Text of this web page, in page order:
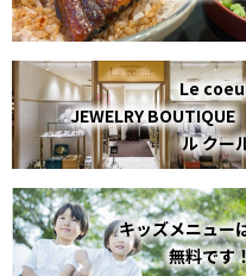
Le
JEWELRY
ル クー
キッズメニュー
無料です